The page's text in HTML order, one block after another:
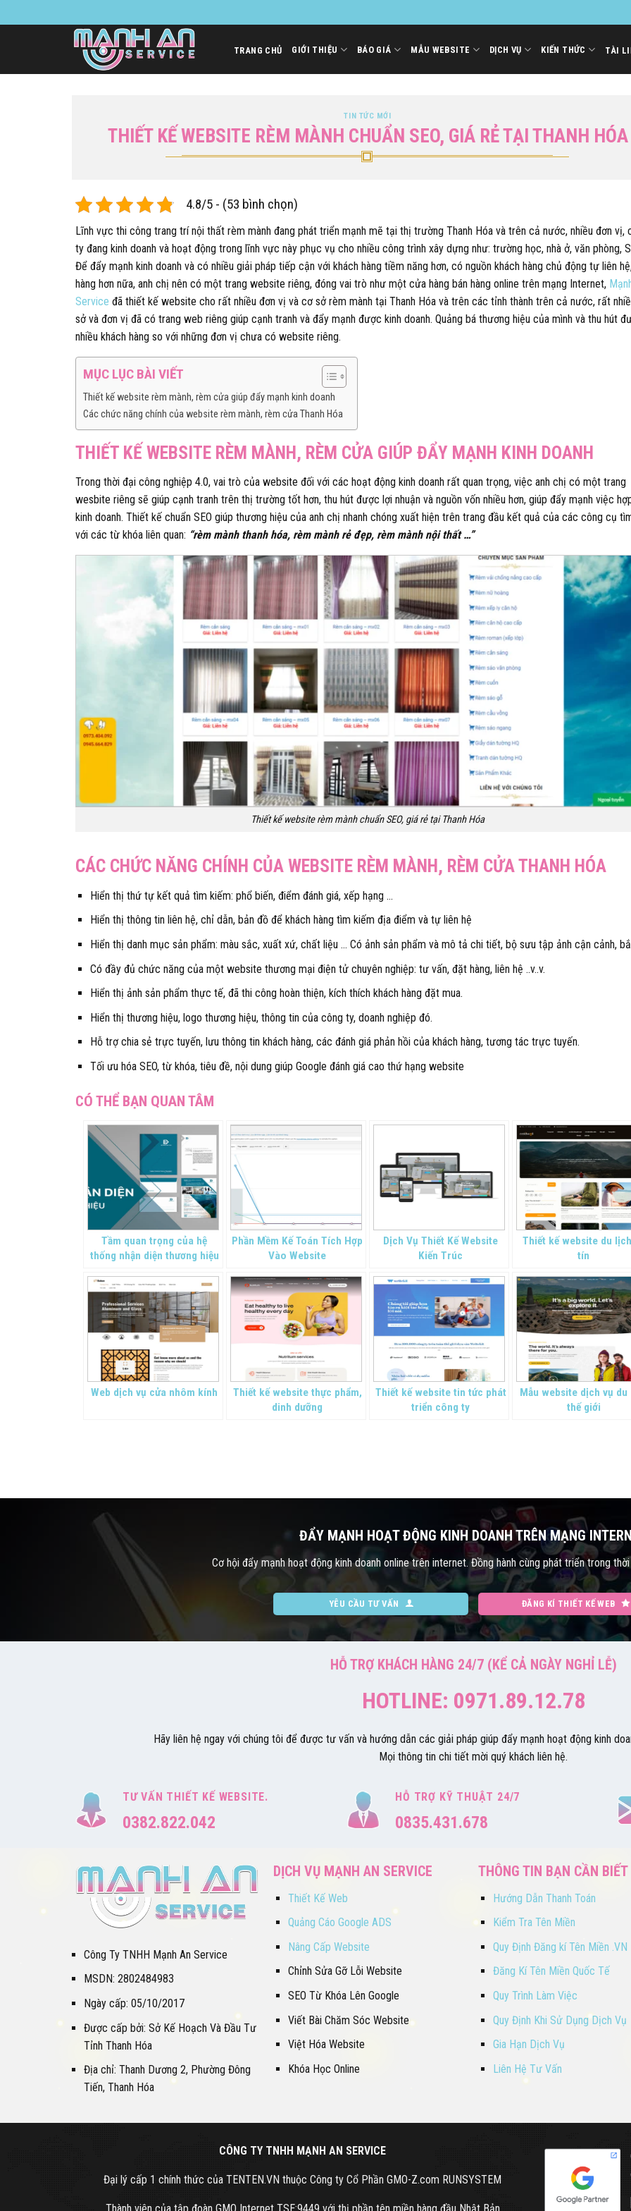
qua
TRANG CHỦ GIỚI THIỆU BÁO GIÁ MẪU WEBSITE DỊCH VỤ KIẾN THỨC TÀI
TIN TỨC MỚI
THIẾT KẾ WEBSITE RÈM MÀNH CHUẨN SEO, GIÁ RẺ TẠI THANH HÓA
4.8/5 - (53 bình chọn)
Lĩnh vực thi công trang trí nội thất rèm mành đang phát triển mạnh mẽ tại thị trường Thanh Hóa và trên cả nước, nhiều đơn vị,
ty đang kinh doanh và hoạt động trong lĩnh vực này phục vụ cho nhiều công trình xây dựng như: trường học, nhà ở, văn phòng,
Để đẩy mạnh kinh doanh và có nhiều giải pháp tiếp cận với khách hàng tiềm năng hơn, có nguồn khách hàng chủ động tự liên
hàng hơn nữa, anh chị nên có một trang website riêng, đóng vai trò như một cửa hàng bán hàng online trên mạng Internet,
Service đã thiết kế website cho rất nhiều đơn vị và cơ sở rèm mành tại Thanh Hóa và trên các tỉnh thành trên cả nước, rất
sở và đơn vị đã có trang web riêng giúp cạnh tranh và đẩy mạnh được kinh doanh. Quảng bá thương hiệu của mình và thu hút
nhiều khách hàng so với những đơn vị chưa có website riêng.
MỤC LỤC BÀI VIẾT
Thiết kế website rèm mành, rèm cửa giúp đẩy mạnh kinh doanh
Các chức năng chính của website rèm mành, rèm cửa Thanh Hóa
THIẾT KẾ WEBSITE RÈM MÀNH, RÈM CỬA GIÚP ĐẨY MẠNH KINH DOANH
Trong thời đại công nghiệp 4.0, vai trò của website đối với các hoạt động kinh doanh rất quan trọng, việc anh chị có một trang
wesbite riêng sẽ giúp cạnh tranh trên thị trường tốt hơn, thu hút được lợi nhuận và nguồn vốn nhiều hơn, giúp đẩy mạnh việc
kinh doanh. Thiết kế chuẩn SEO giúp thương hiệu của anh chị nhanh chóng xuất hiện trên trang đầu kết quả của các công cụ
với các từ khóa liên quan: “rèm mành thanh hóa, rèm mành rẻ đẹp, rèm mành nội thất …”
Thiết kế website rèm mành chuẩn SEO, giá rẻ tại Thanh Hóa
CÁC CHỨC NĂNG CHÍNH CỦA WEBSITE RÈM MÀNH, RÈM CỬA THANH HÓA
Hiển thị thứ tự kết quả tìm kiếm: phổ biến, điểm đánh giá, xếp hạng …
Hiển thị thông tin liên hệ, chỉ dẫn, bản đồ để khách hàng tìm kiếm địa điểm và tự liên hệ
Hiển thị danh mục sản phẩm: màu sắc, xuất xứ, chất liệu … Có ảnh sản phẩm và mô tả chi tiết, bộ sưu tập ảnh cận cảnh,
Có đầy đủ chức năng của một website thương mại điện tử chuyên nghiệp: tư vấn, đặt hàng, liên hệ ..v..v.
Hiển thị ảnh sản phẩm thực tế, đã thi công hoàn thiện, kích thích khách hàng đặt mua.
Hiển thị thương hiệu, logo thương hiệu, thông tin của công ty, doanh nghiệp đó.
Hỗ trợ chia sẻ trực tuyến, lưu thông tin khách hàng, các đánh giá phản hồi của khách hàng, tương tác trực tuyến.
Tối ưu hóa SEO, từ khóa, tiêu đề, nội dung giúp Google đánh giá cao thứ hạng website
Tầm quan trọng của hệ
thống nhận diện thương hiệu
Phần Mềm Kế Toán Tích Hợp
Vào Website
Dịch Vụ Thiết Kế Website
Kiến Trúc
Thiết kế website du
tín
Web dịch vụ cửa nhôm kính
Thiết kế website thực phẩm,
dinh dưỡng
Thiết kế website tin tức phát
triển công ty
Mẫu website dịch vụ
thế giới
ĐẨY MẠNH HOẠT ĐỘNG KINH DOANH TRÊN MẠNG
Cơ hội đẩy mạnh hoạt động kinh doanh online trên internet. Đồng hành cùng phát triển trong
YÊU CẦU TƯ VẤN ĐĂNG KÍ THIẾT KẾ WEB
HỖ TRỢ KHÁCH HÀNG 24/7 (KỂ CẢ NGÀY NGHỈ LỄ)
HOTLINE: 0971.89.12.78
Hãy liên hệ ngay với chúng tôi để được tư vấn và hướng dẫn các giải pháp giúp đẩy mạnh hoạt động kinh
Mọi thông tin chi tiết mời quý khách liên hệ.
TƯ VẤN THIẾT KẾ WEBSITE.
0382.822.042
HỖ TRỢ KỸ THUẬT 24/7
0835.431.678
Công Ty TNHH Mạnh An Service
MSDN: 2802484983
Ngày cấp: 05/10/2017
Được cấp bởi: Sở Kế Hoạch Và Đầu Tư
Tỉnh Thanh Hóa
Địa chỉ: Thanh Dương 2, Phường Đông
Tiến, Thanh Hóa
DỊCH VỤ MẠNH AN SERVICE
Thiết Kế Web
Quảng Cáo Google ADS
Nâng Cấp Website
Chỉnh Sửa Gỡ Lỗi Website
SEO Từ Khóa Lên Google
Viết Bài Chăm Sóc Website
Việt Hóa Website
Khóa Học Online
THÔNG TIN BẠN CẦN BIẾT
Hướng Dẫn Thanh Toán
Kiểm Tra Tên Miền
Quy Định Đăng kí Tên Miền .VN
Đăng Kí Tên Miền Quốc Tế
Quy Trình Làm Việc
Quy Định Khi Sử Dụng Dịch Vụ
Gia Hạn Dịch Vụ
Liên Hệ Tư Vấn
CÔNG TY TNHH MẠNH AN SERVICE
Đại lý cấp 1 chính thức của TENTEN.VN thuộc Công ty Cổ Phần GMO-Z.com RUNSYSTEM